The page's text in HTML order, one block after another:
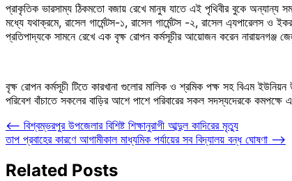
প্রাকৃতিক ভারসাম্য ঠিকমতো বজায় রেখে মানুষ যাতে এই পৃথিবীর বুকে অন্যান্য
মধ্যে যথাক্রমে, রাসেল গার্মেন্টস-১, রাসেল গার্মেন্টস -২, রাসেল এ্যপারেলস ও
প্রতিপাদ্যকে সামনে রেখে এক বৃক্ষ রোপন কর্মসূচীর আয়োজন করেন নারায়নগঞ্জ
বৃক্ষ রোপন কর্মসূচী টিতে কারখানা গুলোর মালিক ও শ্রমিক পক্ষ সহ বিএম ইউনিয়ন
পরিবেশ বাঁচাতে সকলের বাড়ির আশে পাশে পরিবারের সকল সদস্যদেরকে কমপক্ষে
Post
navigation
⟵ বিশ্বম্ভরপুর উপজেলার বিশিষ্ট শিক্ষানুরাগী আব্দুল কাদিরের মৃত্যু
তাপ প্রবাহের কারণে আগামীকাল মাধ্যমিক পর্যায়ের সব বিদ্যালয় বন্ধ ঘোষণা ⟶
Related Posts